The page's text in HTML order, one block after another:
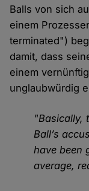
Balls von sich
einem
terminated")
damit, dass
einem
unglaubwürdig
"Basically,
Ball’s
have been
average,